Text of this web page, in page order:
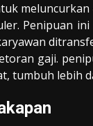
Penipuan
gaji.
tumbuh lebih